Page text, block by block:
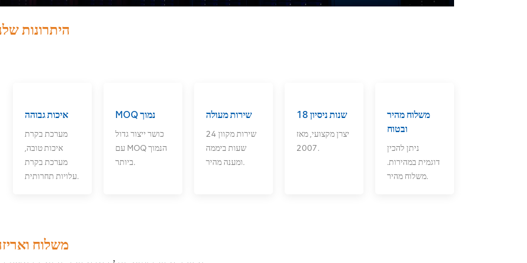
היתרונות
איכות גבוהה
מערכת בקרת
איכות טובה,
מערכת בקרת
עלויות תחרותית.
MOQ נמוך
כושר ייצור גדול
עם MOQ הנמוך
ביותר.
שירות מעולה
שירות מקוון 24
שעות ביממה
ומענה מהיר.
18 שנות ניסיון
יצרן מקצועי, מאז
2007.
משלוח מהיר
ובטוח
ניתן להכין
דוגמית במהירות.
משלוח מהיר.
משלוח